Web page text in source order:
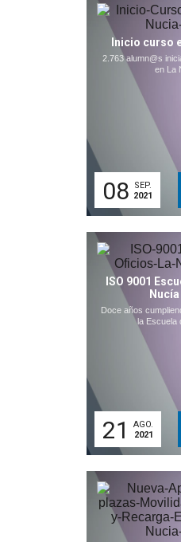
Inicio curso
2.763 alumn@s
en La
08
SEP.
2021
ISO 9001
Nucía
Doce años
la Escuela
21
AGO.
2021